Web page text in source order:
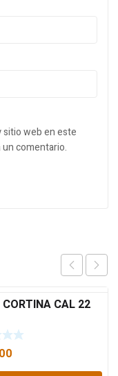
sitio web en este
un comentario.
CORTINA CAL 22